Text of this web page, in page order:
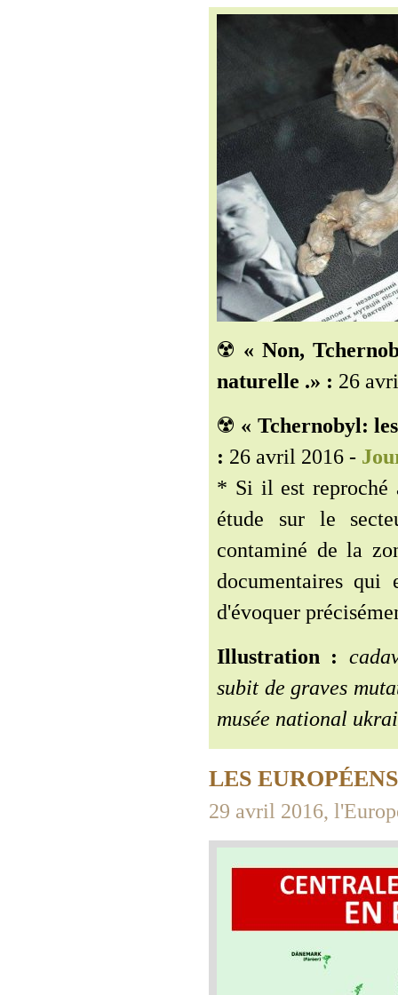
☢️ « Non,
naturelle .» : 26
☢️ « Tchernobyl:
: 26 avril 2016 -
* Si il est reproché
étude sur le
contaminé de la
documentaires qui
d'évoquer
Illustration :
subit de graves
musée national
LES
29 avril 2016,